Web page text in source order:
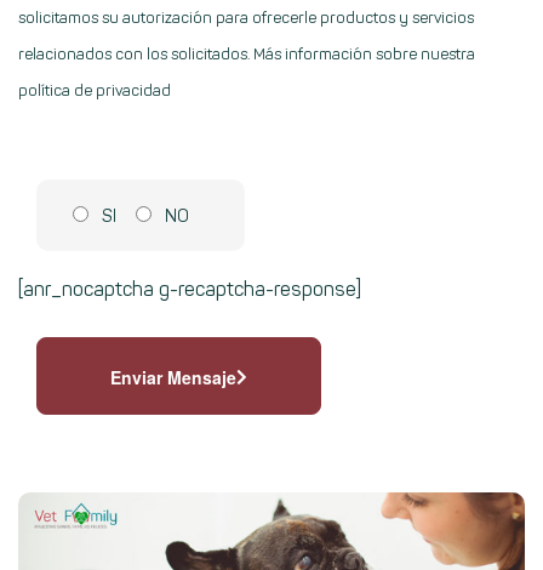
solicitamos su autorización para ofrecerle productos y servicios
relacionados con los solicitados. Más información sobre nuestra
política de privacidad
SI NO
[anr_nocaptcha g-recaptcha-response]
Enviar Mensaje